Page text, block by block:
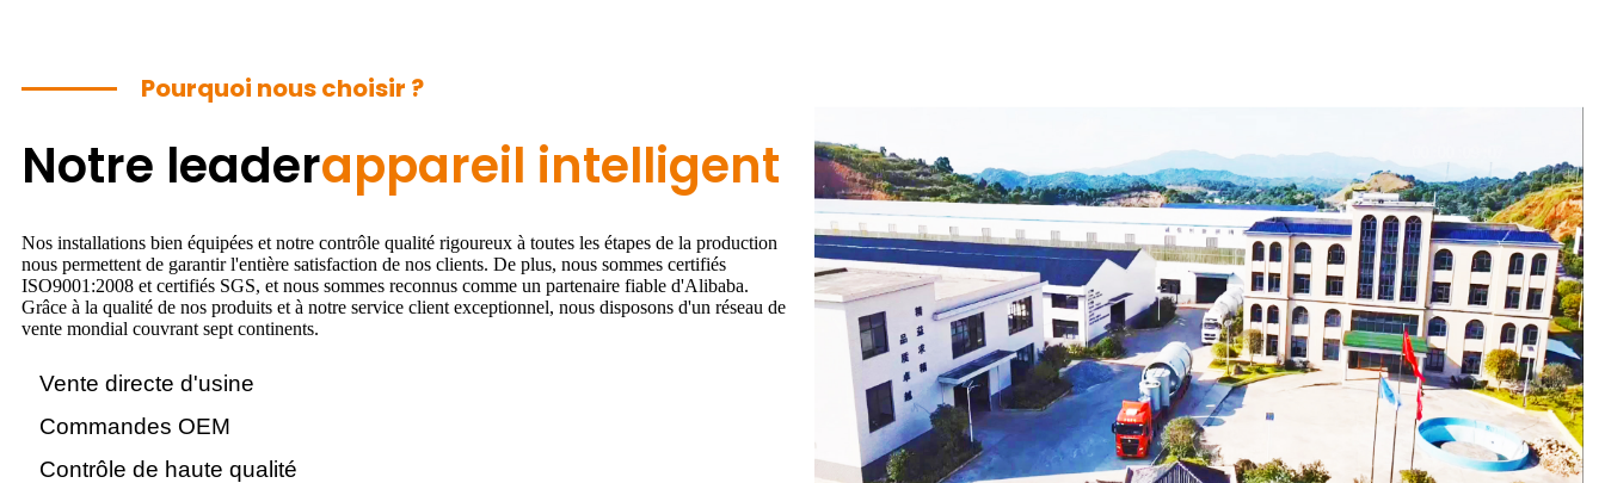
Pourquoi nous choisir ?
Notre leaderappareil intelligent
Nos installations bien équipées et notre contrôle qualité rigoureux à toutes les étapes de la production
nous permettent de garantir l'entière satisfaction de nos clients. De plus, nous sommes certifiés
ISO9001:2008 et certifiés SGS, et nous sommes reconnus comme un partenaire fiable d'Alibaba.
Grâce à la qualité de nos produits et à notre service client exceptionnel, nous disposons d'un réseau de
vente mondial couvrant sept continents.
Vente directe d'usine
Commandes OEM
Contrôle de haute qualité